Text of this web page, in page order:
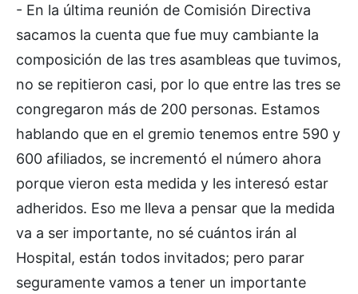
- En la última reunión de Comisión Directiva
sacamos la cuenta que fue muy cambiante la
composición de las tres asambleas que tuvimos,
no se repitieron casi, por lo que entre las tres se
congregaron más de 200 personas. Estamos
hablando que en el gremio tenemos entre 590 y
600 afiliados, se incrementó el número ahora
porque vieron esta medida y les interesó estar
adheridos. Eso me lleva a pensar que la medida
va a ser importante, no sé cuántos irán al
Hospital, están todos invitados; pero parar
seguramente vamos a tener un importante